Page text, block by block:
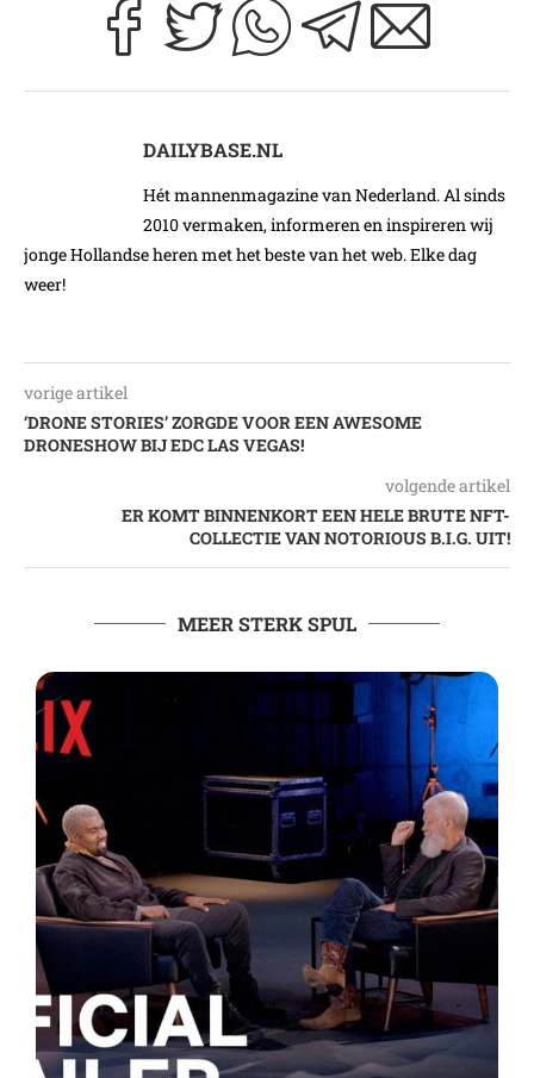
DAILYBASE.NL
Hét mannenmagazine van Nederland. Al sinds
2010 vermaken, informeren en inspireren wij
jonge Hollandse heren met het beste van het web. Elke dag
weer!
vorige artikel
‘DRONE STORIES’ ZORGDE VOOR EEN AWESOME
DRONESHOW BIJ EDC LAS VEGAS!
volgende artikel
ER KOMT BINNENKORT EEN HELE BRUTE NFT-
COLLECTIE VAN NOTORIOUS B.I.G. UIT!
MEER STERK SPUL